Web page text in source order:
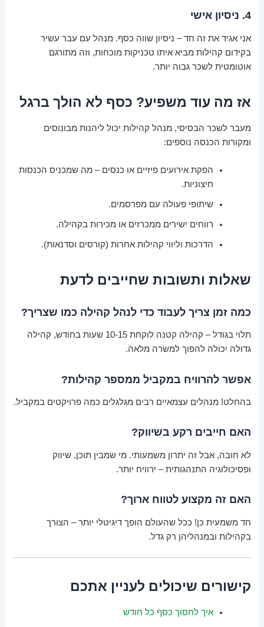
4. ניסיון אישי
אני אגיד את זה חד – ניסיון שווה כסף. מנהל עם עבר עשיר
בקידום קהילות מביא איתו טכניקות מוכחות, וזה מתורגם
אוטומטית לשכר גבוה יותר.
אז מה עוד משפיע? כסף לא הולך ברגל
מעבר לשכר הבסיסי, מנהל קהילות יכול ליהנות מבונוסים
ומקורות הכנסה נוספים:
הפקת אירועים פיזיים או כנסים – מה שמכניס הכנסות
חיצוניות.
שיתופי פעולה עם מפרסמים.
רווחים ישירים ממכרזים או מכירות בקהילה.
הדרכות וליווי קהילות אחרות (קורסים וסדנאות).
שאלות ותשובות שחייבים לדעת
כמה זמן צריך לעבוד כדי לנהל קהילה כמו שצריך?
תלוי בגודל – קהילה קטנה לוקחת 10-15 שעות בחודש, קהילה
גדולה יכולה להפוך למשרה מלאה.
אפשר להרוויח במקביל ממספר קהילות?
בהחלט! מנהלים עצמאיים רבים מגלגלים כמה פרויקטים במקביל.
האם חייבים רקע בשיווק?
לא חובה, אבל זה יתרון משמעותי. מי שמבין תוכן, שיווק
ופסיכולוגיה התנהגותית – ירוויח יותר.
האם זה מקצוע לטווח ארוך?
חד משמעית כן! ככל שהעולם הופך דיגיטלי יותר – הצורך
בקהילות ובמנהליהן רק גדל.
קישורים שיכולים לעניין אתכם
איך לחסוך כסף כל חודש